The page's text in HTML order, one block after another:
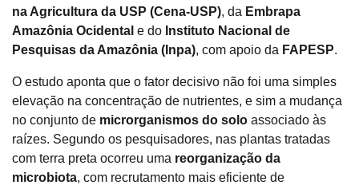
na Agricultura da USP (Cena-USP), da Embrapa
Amazônia Ocidental e do Instituto Nacional de
Pesquisas da Amazônia (Inpa), com apoio da FAPESP.
O estudo aponta que o fator decisivo não foi uma simples
elevação na concentração de nutrientes, e sim a mudança
no conjunto de microrganismos do solo associado às
raízes. Segundo os pesquisadores, nas plantas tratadas
com terra preta ocorreu uma reorganização da
microbiota, com recrutamento mais eficiente de